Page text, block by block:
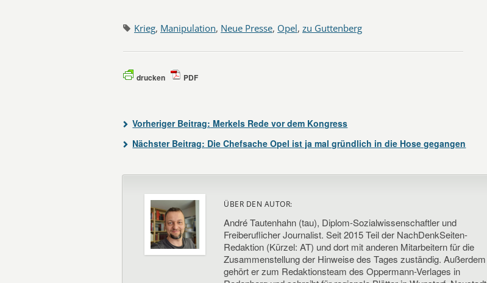
Krieg, Manipulation, Neue Presse, Opel, zu Guttenberg
drucken PDF
Vorheriger Beitrag: Merkels Rede vor dem Kongress
Nächster Beitrag: Die Chefsache Opel ist ja mal gründlich in die Hose gegangen
ÜBER DEN AUTOR:
André Tautenhahn (tau), Diplom-Sozialwissenschaftler und
Freiberuflicher Journalist. Seit 2015 Teil der NachDenkSeiten-
Redaktion (Kürzel: AT) und dort mit anderen Mitarbeitern für die
Zusammenstellung der Hinweise des Tages zuständig. Außerdem
gehört er zum Redaktionsteam des Oppermann-Verlages in